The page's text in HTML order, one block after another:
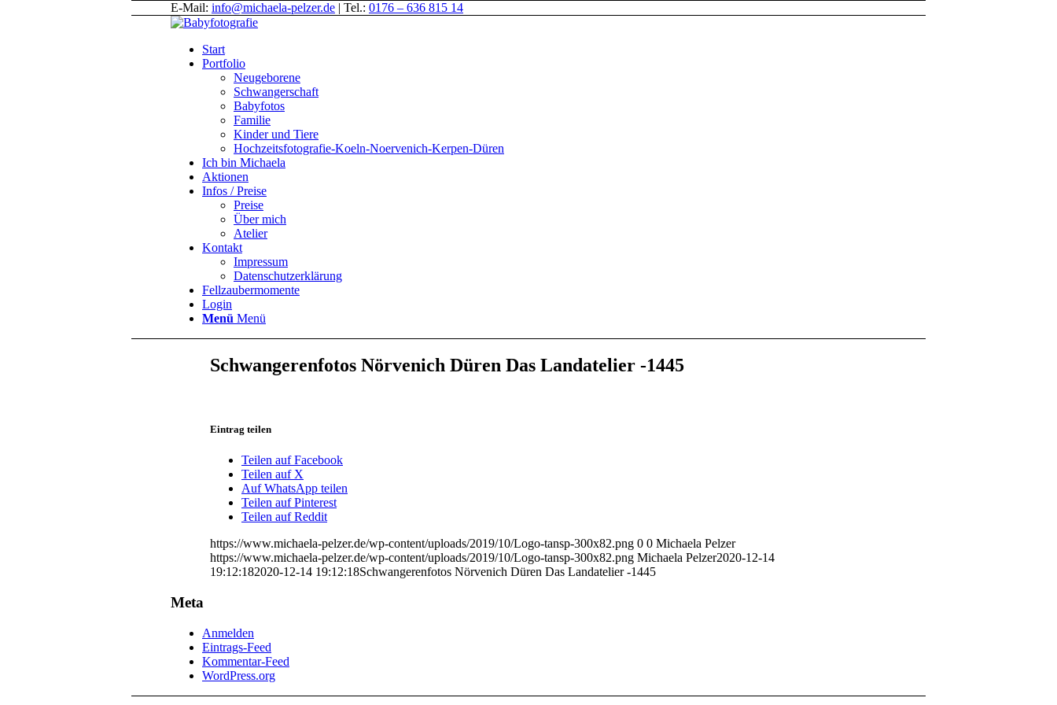
E-Mail: info@michaela-pelzer.de | Tel.: 0176 – 636 815 14
Start
Portfolio
Neugeborene
Schwangerschaft
Babyfotos
Familie
Kinder und Tiere
Hochzeitsfotografie-Koeln-Noervenich-Kerpen-Düren
Ich bin Michaela
Aktionen
Infos / Preise
Preise
Über mich
Atelier
Kontakt
Impressum
Datenschutzerklärung
Fellzaubermomente
Login
Menü Menü
Schwangerenfotos Nörvenich Düren Das Landatelier -1445
Eintrag teilen
Teilen auf Facebook
Teilen auf X
Auf WhatsApp teilen
Teilen auf Pinterest
Teilen auf Reddit
https://www.michaela-pelzer.de/wp-content/uploads/2019/10/Logo-tansp-300x82.png 0 0 Michaela Pelzer
https://www.michaela-pelzer.de/wp-content/uploads/2019/10/Logo-tansp-300x82.png Michaela Pelzer2020-12-14
19:12:182020-12-14 19:12:18Schwangerenfotos Nörvenich Düren Das Landatelier -1445
Meta
Anmelden
Eintrags-Feed
Kommentar-Feed
WordPress.org